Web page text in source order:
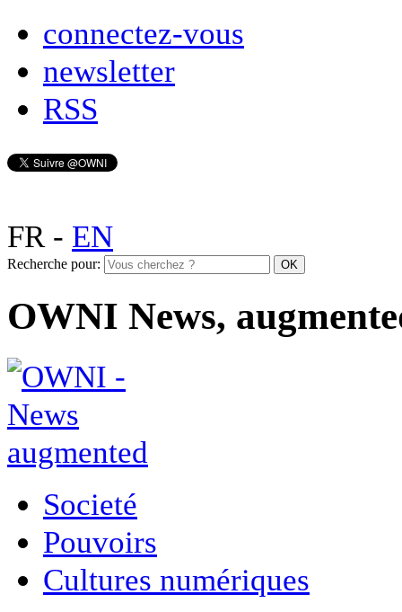
connectez-vous
newsletter
RSS
FR- EN
Recherche pour:
OWNI News,
Societé
Pouvoirs
Cultures numériques